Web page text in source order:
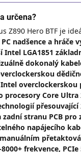
určena?
Z890 Hero BTF je
nadšence a hráče
LGA1851
dokonalý
overclockerskou
procesory Core Ultra
přesouvající
zadní stranu PCB pro
napájecího
manuálním
8000+ frekvence, PCIe